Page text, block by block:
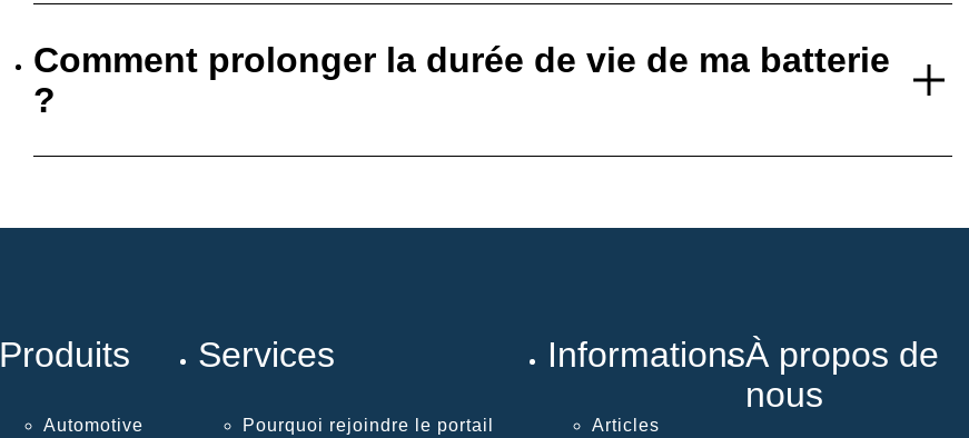
Comment prolonger la durée de vie de ma batterie
?
Produits
Automotive
Services
Pourquoi rejoindre le portail
Informations
Articles
À propos de
nous